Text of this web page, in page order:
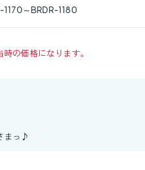
1170～BRDR-1180
の価格になります。
まっ♪